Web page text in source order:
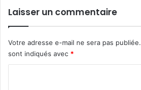
Laisser un commentaire
Votre adresse e-mail ne sera pas publiée.
sont indiqués avec *